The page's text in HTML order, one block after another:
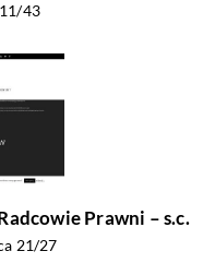
43
Prawni – s.c.
21/27